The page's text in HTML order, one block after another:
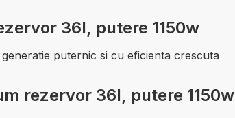
36l, putere 1150w
puternic si cu eficienta crescuta
rezervor 36l, putere 1150w